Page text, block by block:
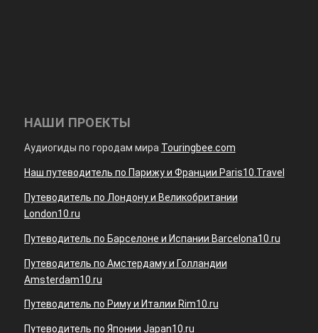
НАШИ ПРОЕКТЫ
Аудиогиды по городам мира Touringbee.com
Наш путеводитель по Парижу и Франции Paris10.Travel
Путеводитель по Лондону и Великобритании
London10.ru
Путеводитель по Барселоне и Испании Barcelona10.ru
Путеводитель по Амстердаму и Голландии
Amsterdam10.ru
Путеводитель по Риму и Италии Rim10.ru
Путеводитель по Японии Japan10.ru